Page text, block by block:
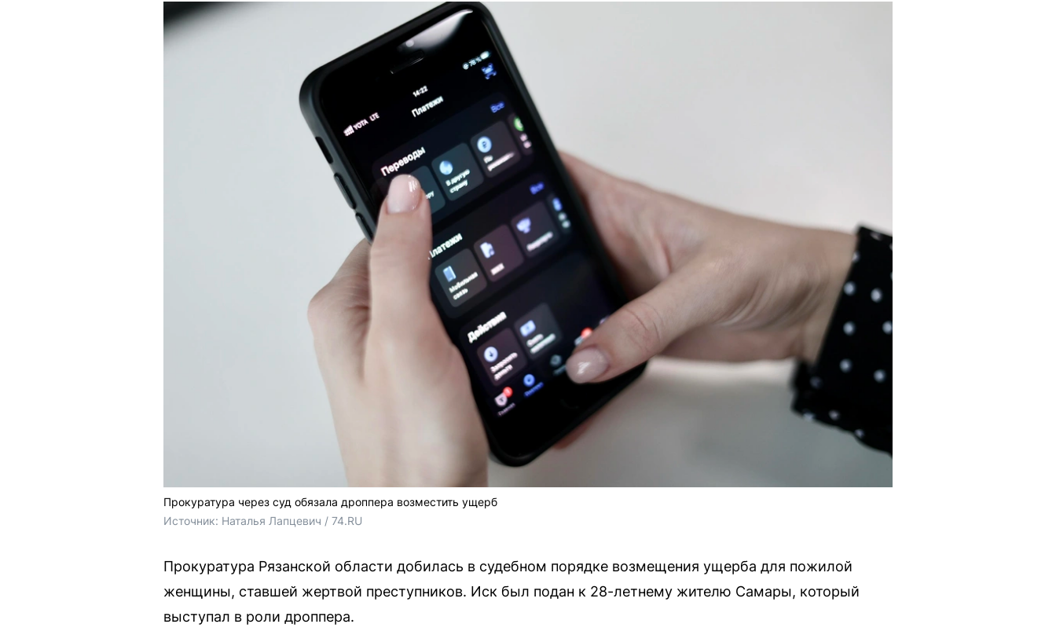
Прокуратура через суд обязала дроппера возместить ущерб
Источник: Наталья Лапцевич / 74.RU
Прокуратура Рязанской области добилась в судебном порядке возмещения ущерба для пожилой
женщины, ставшей жертвой преступников. Иск был подан к 28-летнему жителю Самары, который
выступал в роли дроппера.